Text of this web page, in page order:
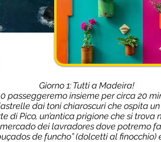
Giorno 1: Tutti a Madeira!
passeggeremo insieme per circa 20
dai toni chiaroscuri che ospita
di Pico, un’antica prigione che si
dei lavradores dove potremo
de funcho” (dolcetti al